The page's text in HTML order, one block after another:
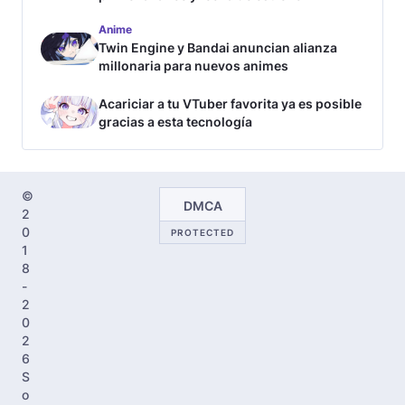
Anime
Twin Engine y Bandai anuncian alianza
millonaria para nuevos animes
Acariciar a tu VTuber favorita ya es posible
gracias a esta tecnología
©
2
0
1
8
-
2
0
2
6
S
o
DMCA
PROTECTED